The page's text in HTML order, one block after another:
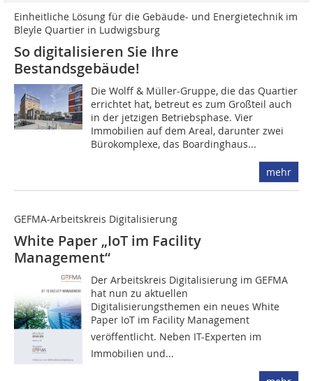
Einheitliche Lösung für die Gebäude- und Energietechnik im
Bleyle Quartier in Ludwigsburg
So digitalisieren Sie Ihre
Bestandsgebäude!
Die Wolff & Müller-Gruppe, die das Quartier
errichtet hat, betreut es zum Großteil auch
in der jetzigen Betriebsphase. Vier
Immobilien auf dem Areal, darunter zwei
Bürokomplexe, das Boardinghaus...
mehr
GEFMA-Arbeitskreis Digitalisierung
White Paper „IoT im Facility
Management“
Der Arbeitskreis Digitalisierung im GEFMA
hat nun zu aktuellen
Digitalisierungsthemen ein neues White
Paper IoT im Facility Management
veröffentlicht. Neben IT-Experten im
Immobilien und...